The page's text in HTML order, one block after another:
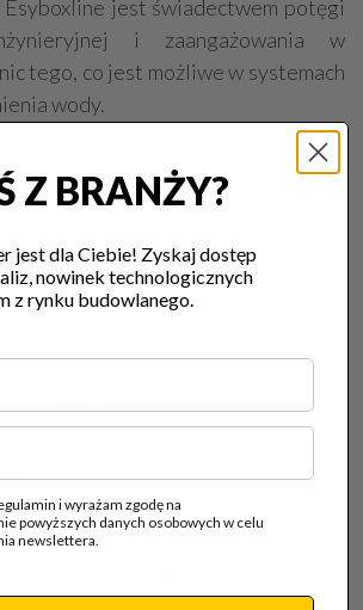
Esyboxline jest świadectwem potęgi
i zaangażowania w
tego, co jest możliwe w systemach
wody.
fot. DAB PUMPS
Z BRANŻY?
jest dla Ciebie! Zyskaj dostęp
nowinek technologicznych
z rynku budowlanego.
i wyrażam zgodę na
powyższych danych osobowych w celu
newslettera.